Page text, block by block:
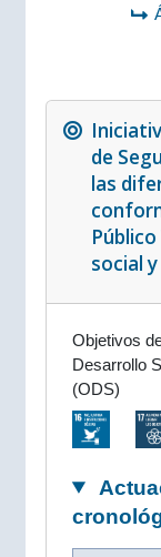
de
las
social
Objetivos
Desarrollo
(ODS)